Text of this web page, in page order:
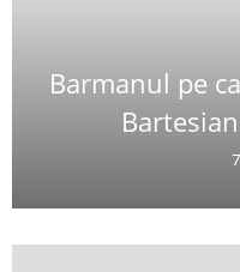
Barmanul pe